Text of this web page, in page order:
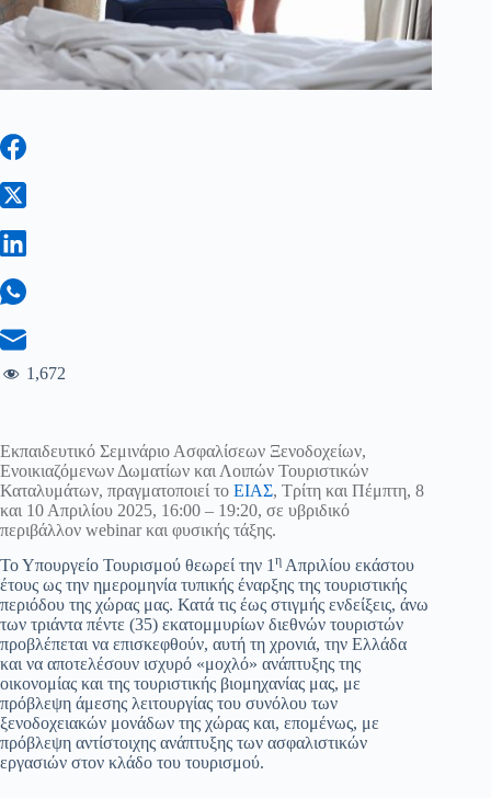
1,672
Εκπαιδευτικό Σεμινάριο Ασφαλίσεων Ξενοδοχείων,
Ενοικιαζόμενων Δωματίων και Λοιπών Τουριστικών
Καταλυμάτων, πραγματοποιεί το ΕΙΑΣ, Τρίτη και Πέμπτη, 8
και 10 Απριλίου 2025, 16:00 – 19:20, σε υβριδικό
περιβάλλον webinar και φυσικής τάξης.
Το Υπουργείο Τουρισμού θεωρεί την 1 η Απριλίου εκάστου
έτους ως την ημερομηνία τυπικής έναρξης της τουριστικής
περιόδου της χώρας μας. Κατά τις έως στιγμής ενδείξεις, άνω
των τριάντα πέντε (35) εκατομμυρίων διεθνών τουριστών
προβλέπεται να επισκεφθούν, αυτή τη χρονιά, την Ελλάδα
και να αποτελέσουν ισχυρό «μοχλό» ανάπτυξης της
οικονομίας και της τουριστικής βιομηχανίας μας, με
πρόβλεψη άμεσης λειτουργίας του συνόλου των
ξενοδοχειακών μονάδων της χώρας και, επομένως, με
πρόβλεψη αντίστοιχης ανάπτυξης των ασφαλιστικών
εργασιών στον κλάδο του τουρισμού.